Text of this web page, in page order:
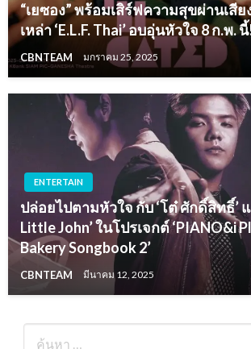
“เยซอง” พร้อมเสิร์ฟความสุขผ่านเสีย
เหล่า ‘E.L.F. Thai’ อบอุ่นหัวใจ 8 ก.พ.
CBNTEAM มกราคม 25, 2025
ENTERTAIN
ปล่อยไปตามหัวใจ กับ ‘โต๋ ศักดิ์สิทธิ์’
Little John’ ในโปรเจกต์ ‘PIANO&i
Bakery Songbook 2’
CBNTEAM มีนาคม 12, 2025